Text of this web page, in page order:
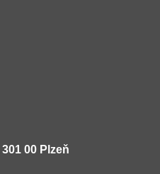
00 Plzeň